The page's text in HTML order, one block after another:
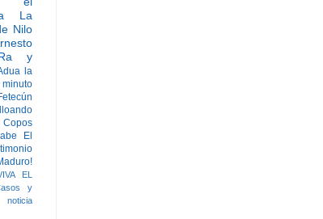
La
Nilo
y
la
Copos
El
EL
y
noticia